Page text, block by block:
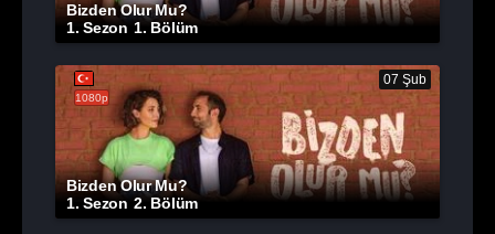
Bizden Olur Mu?
1. Sezon 1. Bölüm
1080p
07 Şub
Bizden Olur Mu?
1. Sezon 2. Bölüm